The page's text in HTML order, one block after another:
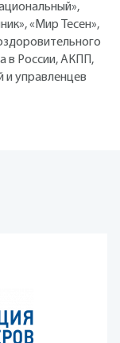
«Мир Тесен»,
в России, АКПП,
и управленцев